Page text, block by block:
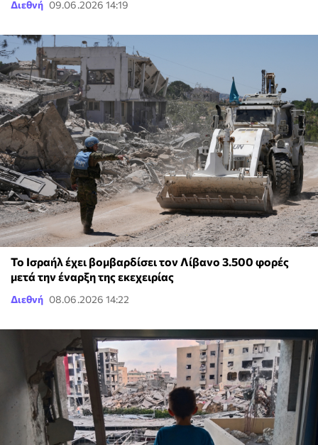
Διεθνή 09.06.2026 14:19
Το Ισραήλ έχει βομβαρδίσει τον Λίβανο 3.500 φορές
μετά την έναρξη της εκεχειρίας
Διεθνή 08.06.2026 14:22